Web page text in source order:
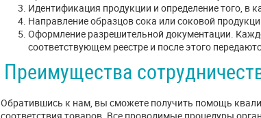
Идентификация продукции и определение того, в
Направление образцов сока или соковой
Оформление разрешительной документации.
соответствующем реестре и после этого
Преимущества
Обратившись к нам, вы сможете получить помощь